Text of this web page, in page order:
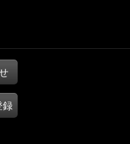
録